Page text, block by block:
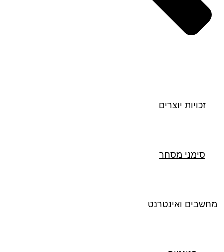
זכויות יוצרים
סימני מסחר
מחשבים ואינטרנט